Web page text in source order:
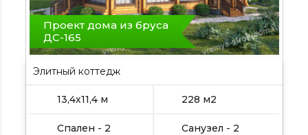
Проект дома из бруса
ДС-165
Элитный коттедж
13,4х11,4 м 228 м2
Спален - 2 Санузел - 2